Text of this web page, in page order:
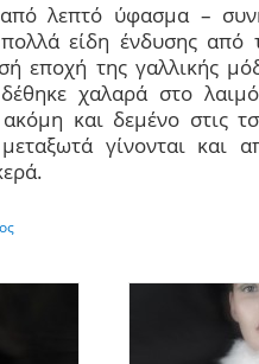
λεπτό ύφασμα –
πολλά είδη ένδυσης
εποχή της γαλλικής
χαλαρά στο
και δεμένο στις
γίνονται και